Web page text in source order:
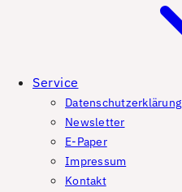
Service
Datenschutzerklärung
Newsletter
E-Paper
Impressum
Kontakt